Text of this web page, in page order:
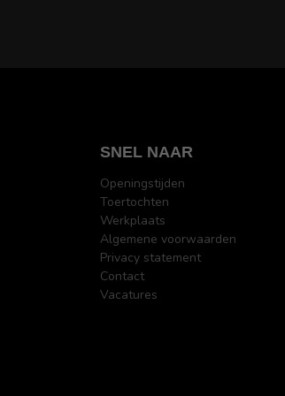
SNEL NAAR
Openingstijden
Toertochten
Werkplaats
Algemene voorwaarden
Privacy statement
Contact
Vacatures